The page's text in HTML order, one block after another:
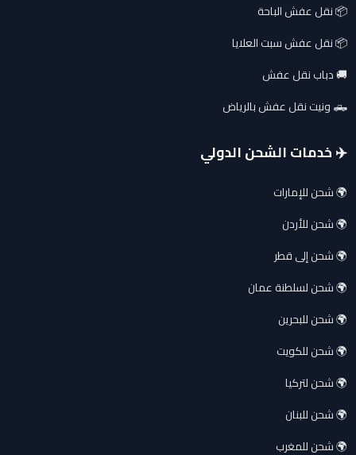
📦 نقل عفش الباحة
📦 نقل عفش سبت العلايا
🚚 دباب نقل عفش
🛻 ونيت نقل عفش بالرياض
✈️ خدمات الشحن الدولي
🌍 شحن للإمارات
🌍 شحن للأردن
🌍 شحن إلى قطر
🌍 شحن لسلطنة عمان
🌍 شحن للبحرين
🌍 شحن للكويت
🌍 شحن لتركيا
🌍 شحن للبنان
🌍 شحن للمغرب